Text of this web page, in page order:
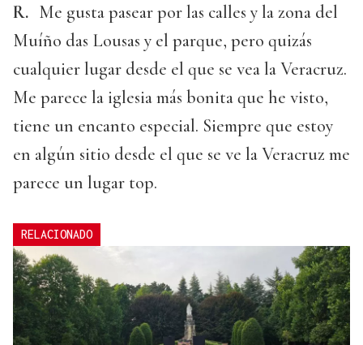
R. Me gusta pasear por las calles y la zona del
Muíño das Lousas y el parque, pero quizás
cualquier lugar desde el que se vea la Veracruz.
Me parece la iglesia más bonita que he visto,
tiene un encanto especial. Siempre que estoy
en algún sitio desde el que se ve la Veracruz me
parece un lugar top.
RELACIONADO